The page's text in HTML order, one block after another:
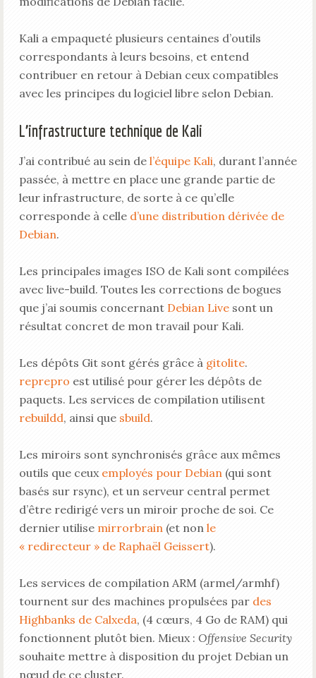
Kali a empaqueté plusieurs centaines d’outils
correspondants à leurs besoins, et entend
contribuer en retour à Debian ceux compatibles
avec les principes du logiciel libre selon Debian.
L’infrastructure technique de Kali
J’ai contribué au sein de l’équipe Kali, durant l’année
passée, à mettre en place une grande partie de
leur infrastructure, de sorte à ce qu’elle
corresponde à celle d’une distribution dérivée de
Debian.
Les principales images ISO de Kali sont compilées
avec live-build. Toutes les corrections de bogues
que j’ai soumis concernant Debian Livesont un
résultat concret de mon travail pour Kali.
Les dépôts Git sont gérés grâce à gitolite.
reprepro est utilisé pour gérer les dépôts de
paquets. Les services de compilation utilisent
rebuildd, ainsi que sbuild.
Les miroirs sont synchronisés grâce aux mêmes
outils que ceux employés pour Debian(qui sont
basés sur rsync), et un serveur central permet
d’être redirigé vers un miroir proche de soi. Ce
dernier utilise mirrorbrain(et non le
« redirecteur » de Raphaël Geissert).
Les services de compilation ARM (armel/armhf)
tournent sur des machines propulsées par des
Highbanks de Calxeda, (4 cœurs, 4 Go de RAM) qui
fonctionnent plutôt bien. Mieux : Offensive Security
souhaite mettre à disposition du projet Debian un
nœud de ce cluster.